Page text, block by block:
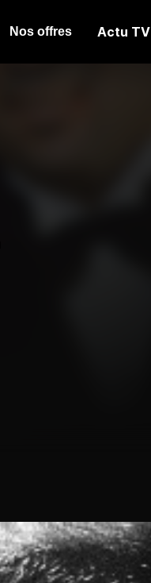
Nos offres Actu TV